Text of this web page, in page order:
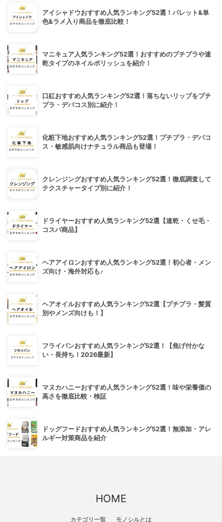
アイシャドウおすすめ人気ランキング52選！パレット&単
色&ラメ入り商品を徹底比較！
マニキュア人気ランキング52選！おすすめのプチプラや速
乾タイプのネイルポリッシュを紹介！
口紅おすすめ人気ランキング52選！落ちないリップをプチ
プラ・デパコス別に紹介！
化粧下地おすすめ人気ランキング52選！プチプラ・デパコ
ス・敏感肌向けナチュラル商品も登場！
クレンジングおすすめ人気ランキング52選！徹底調査して
テクスチャータイプ別に紹介！
ドライヤーおすすめ人気ランキング52選【速乾・くせ毛・
コスパ商品】
ヘアアイロンおすすめ人気ランキング52選！初心者・メン
ズ向け・海外対応も♪
ヘアオイルおすすめ人気ランキング52選【プチプラ・髪質
別やメンズ向けも！】
フライパンおすすめ人気ランキング52選！【焦げ付かな
い・長持ち！2026最新】
マヌカハニーおすすめ人気ランキング52選！味や栄養価の
高さを徹底比較・検証
ドッグフードおすすめ人気ランキング52選！無添加・アレ
ルギー対策商品を紹介
HOME
カテゴリ一覧 モノシルとは